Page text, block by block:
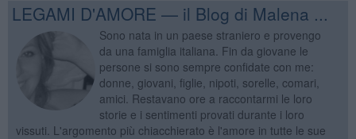
LEGAMI D'AMORE — il Blog di Malena ...
Sono nata in un paese straniero e provengo
da una famiglia italiana. Fin da giovane le
persone si sono sempre confidate con me:
donne, giovani, figlie, nipoti, sorelle, comari,
amici. Restavano ore a raccontarmi le loro
storie e i sentimenti provati durante i loro
vissuti. L'argomento più chiacchierato è l'amore in tutte le sue